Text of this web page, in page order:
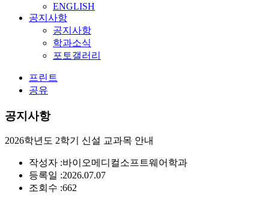
ENGLISH
공지사항
공지사항
학과소식
포토갤러리
프린트
공유
공지사항
2026학년도 2학기 신설 교과목 안내
작성자 :바이오메디컬소프트웨어학과
등록일 :2026.07.07
조회수 :662